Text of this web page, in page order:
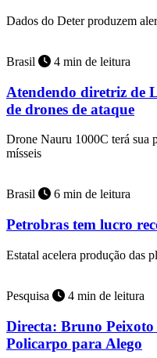
Dados do Deter produzem
Brasil 4 min de leitura
Atendendo diretriz de
de drones de ataque
Drone Nauru 1000C terá sua
mísseis
Brasil 6 min de leitura
Petrobras tem lucro
Estatal acelera produção das
Pesquisa 4 min de leitura
Directa: Bruno
Policarpo para Alego